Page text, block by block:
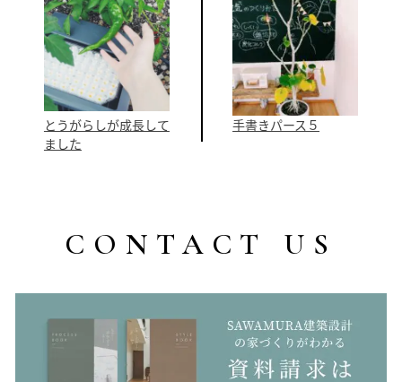
とうがらしが成長して
ました
手書きパース５
CONTACT US